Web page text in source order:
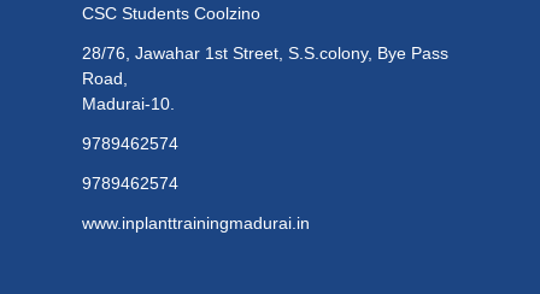
CSC Students Coolzino
28/76, Jawahar 1st Street, S.S.colony, Bye Pass
Road,
Madurai-10.
9789462574
9789462574
www.inplanttrainingmadurai.in